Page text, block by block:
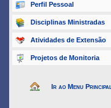
Perfil Pessoal
Disciplinas Ministradas
Atividades de Extensão
Projetos de Monitoria
Ir ao Menu Principal